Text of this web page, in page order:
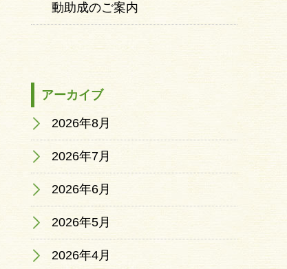
動助成のご案内
アーカイブ
2026年8月
2026年7月
2026年6月
2026年5月
2026年4月